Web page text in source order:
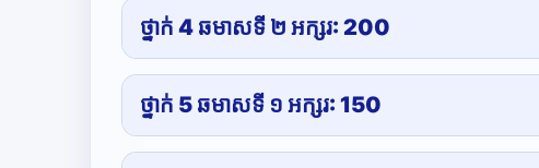
ថ្នាក់ 4 ឆមាសទី ២ អក្សរ: 200
ថ្នាក់ 5 ឆមាសទី ១ អក្សរ: 150